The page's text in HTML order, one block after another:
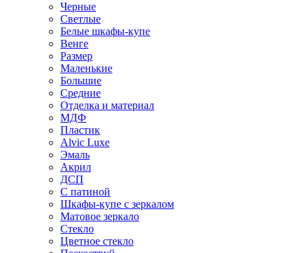
Черные
Светлые
Белые шкафы-купе
Венге
Размер
Маленькие
Большие
Средние
Отделка и материал
МДФ
Пластик
Alvic Luxe
Эмаль
Акрил
ДСП
С патиной
Шкафы-купе с зеркалом
Матовое зеркало
Стекло
Цветное стекло